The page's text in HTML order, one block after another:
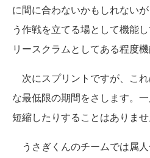
に間に合わないかもしれない
う作戦を立てる場として機能
リースクラムとしてある程度
次にスプリントですが、こ
な最低限の期間をさします。一
短縮したりすることはありませ
うさぎくんのチームでは属